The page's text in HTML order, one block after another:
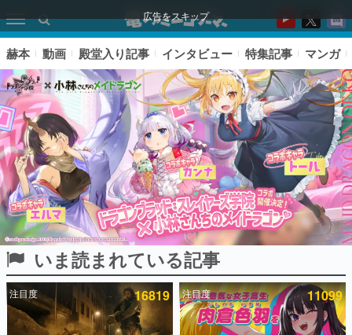
広告をスキップ
ピックアップ
電ファミのいま読まれている記事ランキング
赫本 動画 殿堂入り記事 インタビュー 特集記事 マンガ
いま読まれている記事
注目度 16819 注目度 11099